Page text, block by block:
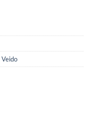
Veido